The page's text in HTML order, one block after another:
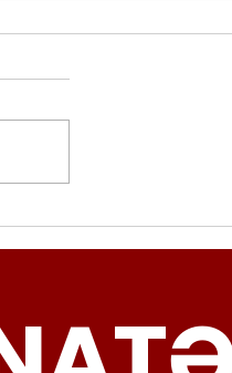
(Radicali
lasciando al caos e